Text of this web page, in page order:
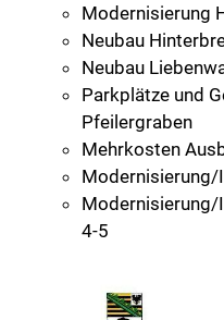
Modernisierung
Neubau
Neubau
Parkplätze und
Pfeilergraben
Mehrkosten
4-5